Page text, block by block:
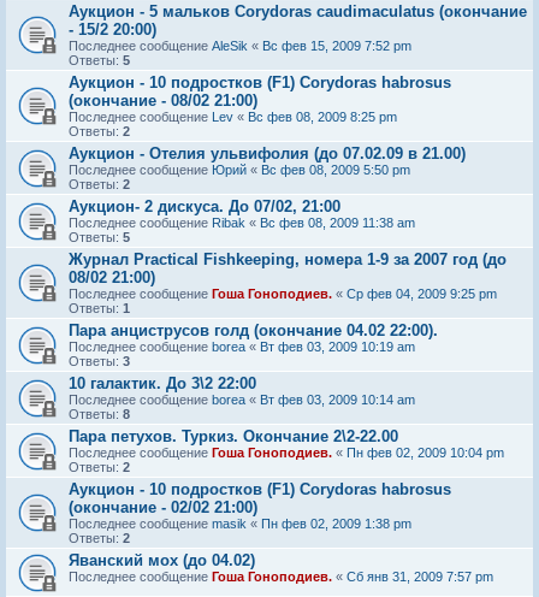
Аукцион - 5 мальков Corydoras caudimaculatus (окончание
- 15/2 20:00)
Последнее сообщение AleSik « Вс фев 15, 2009 7:52 pm
Ответы: 5
Аукцион - 10 подростков (F1) Corydoras habrosus
(окончание - 08/02 21:00)
Последнее сообщение Lev « Вс фев 08, 2009 8:25 pm
Ответы: 2
Аукцион - Отелия ульвифолия (до 07.02.09 в 21.00)
Последнее сообщение Юрий « Вс фев 08, 2009 5:50 pm
Ответы: 2
Аукцион- 2 дискуса. До 07/02, 21:00
Последнее сообщение Ribak « Вс фев 08, 2009 11:38 am
Ответы: 5
Журнал Practical Fishkeeping, номера 1-9 за 2007 год (до
08/02 21:00)
Последнее сообщение Гоша Гоноподиев. « Ср фев 04, 2009 9:25 pm
Ответы: 1
Пара анциструсов голд (окончание 04.02 22:00).
Последнее сообщение borea « Вт фев 03, 2009 10:19 am
Ответы: 3
10 галактик. До 3\2 22:00
Последнее сообщение borea « Вт фев 03, 2009 10:14 am
Ответы: 8
Пара петухов. Туркиз. Окончание 2\2-22.00
Последнее сообщение Гоша Гоноподиев. « Пн фев 02, 2009 10:04 pm
Ответы: 2
Аукцион - 10 подростков (F1) Corydoras habrosus
(окончание - 02/02 21:00)
Последнее сообщение masik « Пн фев 02, 2009 1:38 pm
Ответы: 2
Яванский мох (до 04.02)
Последнее сообщение Гоша Гоноподиев. « Сб янв 31, 2009 7:57 pm